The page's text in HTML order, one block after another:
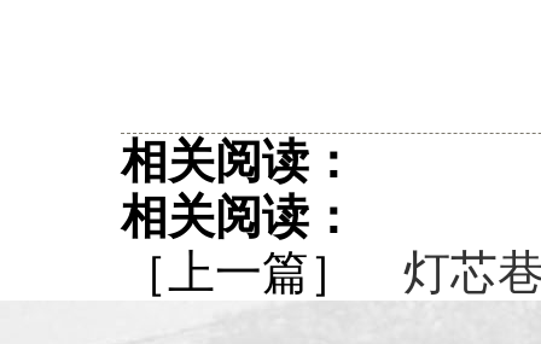
相关阅读：
相关阅读：
［上一篇］ 灯芯